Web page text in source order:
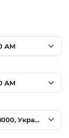
AM
AM
Україна